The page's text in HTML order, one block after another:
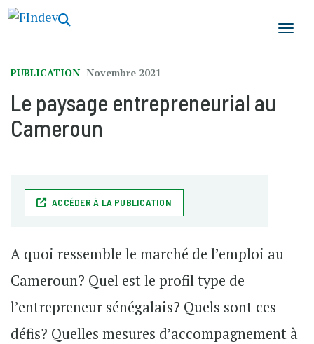
principal
PUBLICATION Novembre 2021
Le paysage entrepreneurial au
Cameroun
ACCÉDER À LA PUBLICATION
A quoi ressemble le marché de l’emploi au
Cameroun? Quel est le profil type de
l’entrepreneur sénégalais? Quels sont ces
défis? Quelles mesures d’accompagnement à